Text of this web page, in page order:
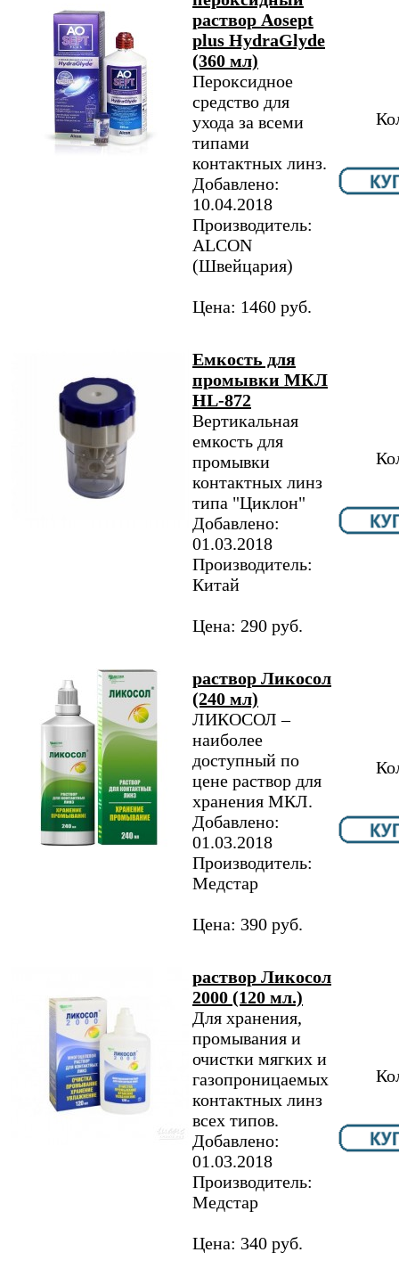
раствор Aosept
plus HydraGlyde
(360 мл)
Пероксидное
средство для
ухода за всеми
типами
контактных линз.
Добавлено:
10.04.2018
Производитель:
ALCON
(Швейцария)
Цена: 1460 руб.
Емкость для
промывки МКЛ
HL-872
Вертикальная
емкость для
промывки
контактных линз
типа "Циклон"
Добавлено:
01.03.2018
Производитель:
Китай
Цена: 290 руб.
раствор Ликосол
(240 мл)
ЛИКОСОЛ –
наиболее
доступный по
цене раствор для
хранения МКЛ.
Добавлено:
01.03.2018
Производитель:
Медстар
Цена: 390 руб.
раствор Ликосол
2000 (120 мл.)
Для хранения,
промывания и
очистки мягких и
газопроницаемых
контактных линз
всех типов.
Добавлено:
01.03.2018
Производитель:
Медстар
Цена: 340 руб.